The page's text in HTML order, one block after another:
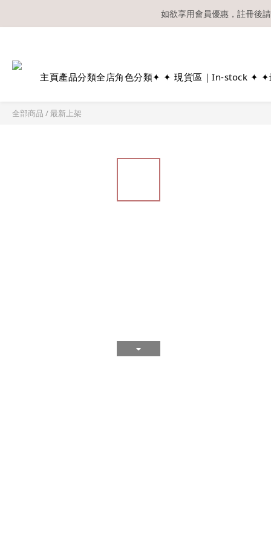
如欲享用會員優惠，註冊後
主頁產品分類全店角色分類✦ ✦ 現貨區｜In-stock ✦ ✦
全部商品 /最新上架